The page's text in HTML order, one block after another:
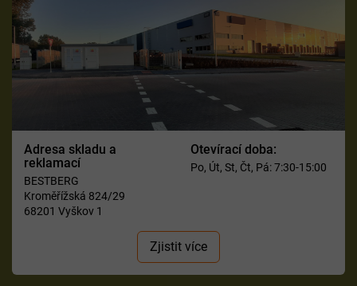
Adresa skladu a
reklamací
BESTBERG
Kroměřížská 824/29
68201 Vyškov 1
Otevírací doba:
Po, Út, St, Čt, Pá: 7:30-15:00
Zjistit více